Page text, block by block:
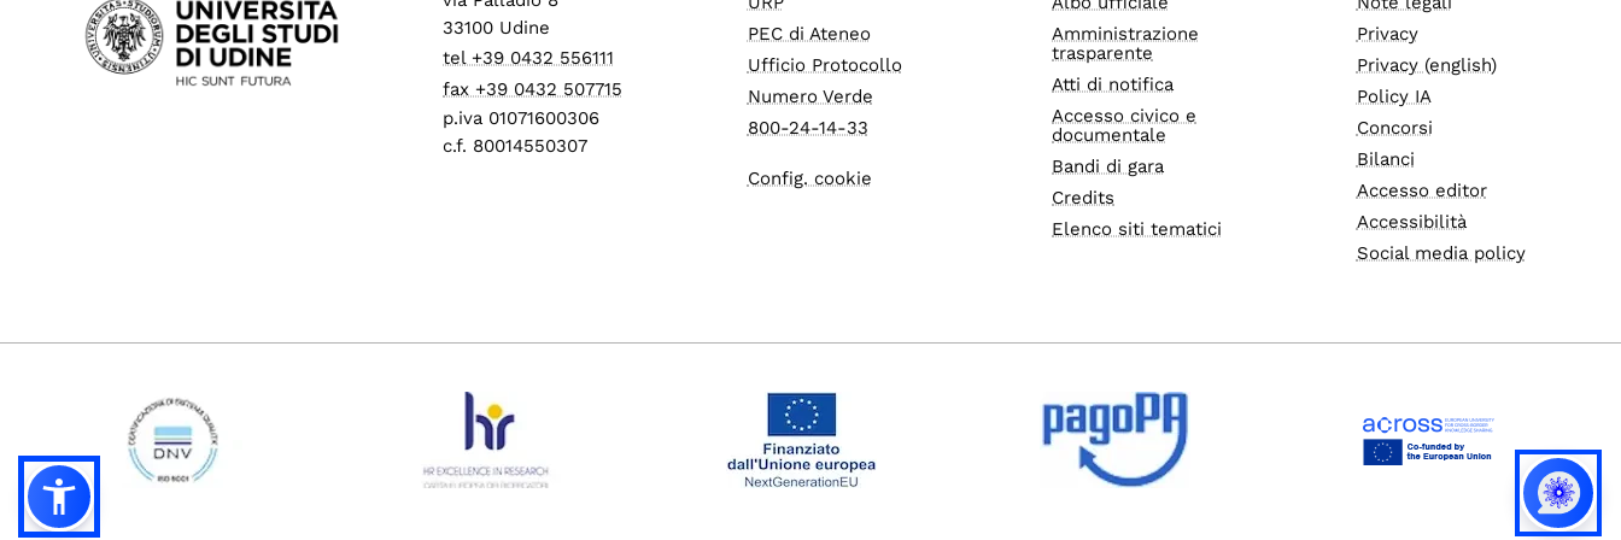
33100 Udine
tel +39 0432 556111
fax +39 0432 507715
p.iva 01071600306
c.f. 80014550307
PEC di Ateneo
Ufficio Protocollo
Numero Verde
800-24-14-33
Config. cookie
Amministrazione
trasparente
Atti di notifica
Accesso civico e
documentale
Bandi di gara
Credits
Elenco siti tematici
Privacy
Privacy (english)
Policy IA
Concorsi
Bilanci
Accesso editor
Accessibilità
Social media policy